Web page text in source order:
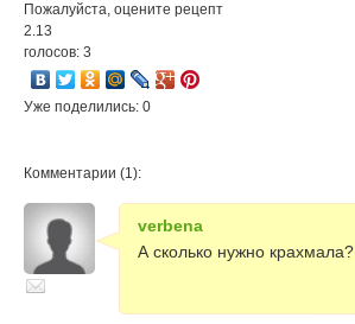
Пожалуйста, оцените рецепт
2.13
голосов: 3
Уже поделились: 0
Комментарии (1):
verbena
А сколько нужно крахмала?